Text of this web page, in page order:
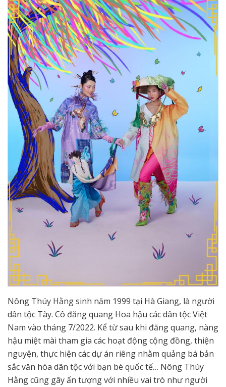
Nông Thúy Hằng sinh năm 1999 tại Hà Giang, là người
dân tộc Tày. Cô đăng quang Hoa hậu các dân tộc Việt
Nam vào tháng 7/2022. Kể từ sau khi đăng quang, nàng
hậu miệt mài tham gia các hoạt động cộng đồng, thiện
nguyện, thực hiện các dự án riêng nhằm quảng bá bản
sắc văn hóa dân tộc với bạn bè quốc tế… Nông Thúy
Hằng cũng gây ấn tượng với nhiều vai trò như người